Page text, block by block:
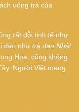
uống trà của
rất đỗi tinh tế như
đạo như trà đạo Nhật
Hoa, cũng không
Người Việt mang